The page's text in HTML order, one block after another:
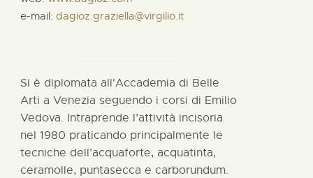
e-mail: dagioz.graziella@virgilio.it
Si è diplomata all'Accademia di Belle
Arti a Venezia seguendo i corsi di Emilio
Vedova. Intraprende l’attività incisoria
nel 1980 praticando principalmente le
tecniche dell’acquaforte, acquatinta,
ceramolle, puntasecca e carborundum.